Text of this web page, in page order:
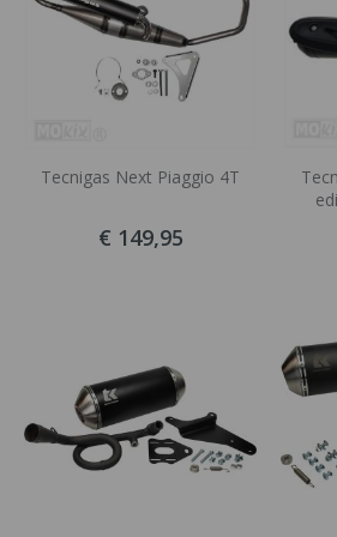
Tecnigas Next Piaggio 4T
€ 149,95